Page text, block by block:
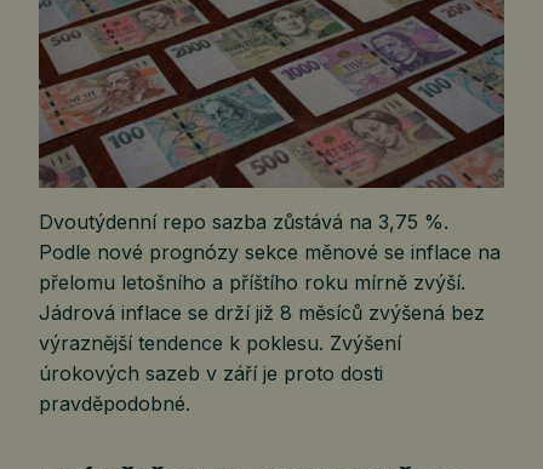
Dvoutýdenní repo sazba zůstává na 3,75 %.
Podle nové prognózy sekce měnové se inflace na
přelomu letošního a příštího roku mírně zvýší.
Jádrová inflace se drží již 8 měsíců zvýšená bez
výraznější tendence k poklesu. Zvýšení
úrokových sazeb v září je proto dosti
pravděpodobné.